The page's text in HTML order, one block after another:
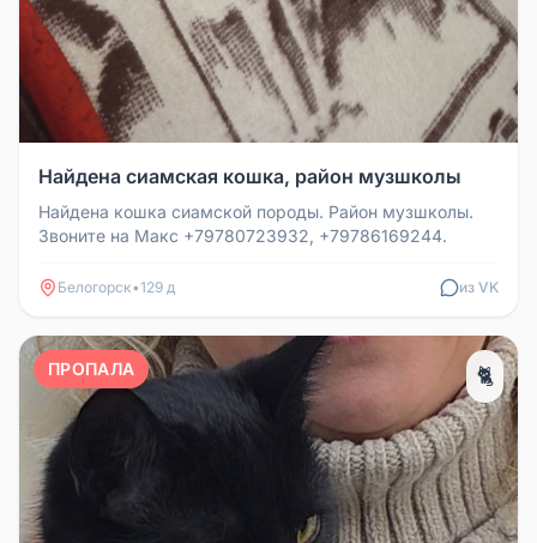
Найдена сиамская кошка, район музшколы
Найдена кошка сиамской породы. Район музшколы.
Звоните на Макс +79780723932, +79786169244.
Белогорск•129 д из VK
ПРОПАЛА 🐈